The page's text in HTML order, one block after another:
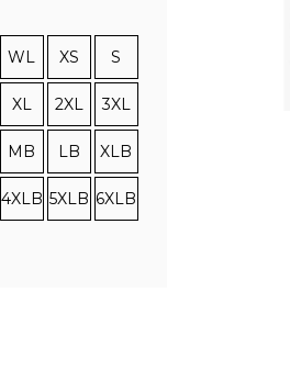
WL XS S
XL 2XL 3XL
MB LB XLB
4XLB 5XLB 6XLB